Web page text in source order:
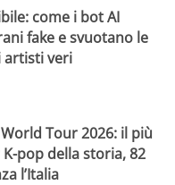
come i bot AI
fake e svuotano le
artisti veri
Tour 2026: il più
pop della storia, 82
l’Italia